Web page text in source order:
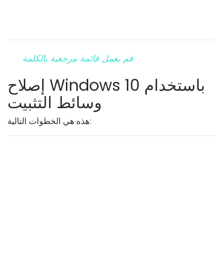
قم بعمل قائمة مرجعية بالكلمة
إصلاح Windows 10 باستخدام
وسائط التثبيت
هذه هي الخطوات التالية: